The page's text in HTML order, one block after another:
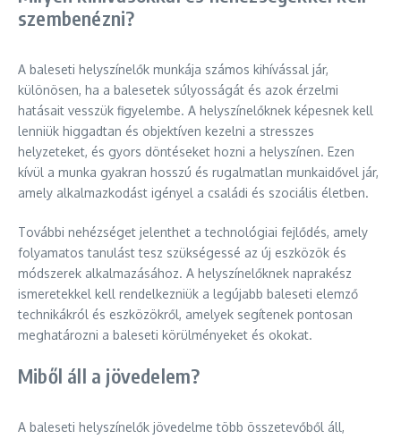
szembenézni?
A baleseti helyszínelők munkája számos kihívással jár,
különösen, ha a balesetek súlyosságát és azok érzelmi
hatásait vesszük figyelembe. A helyszínelőknek képesnek kell
lenniük higgadtan és objektíven kezelni a stresszes
helyzeteket, és gyors döntéseket hozni a helyszínen. Ezen
kívül a munka gyakran hosszú és rugalmatlan munkaidővel jár,
amely alkalmazkodást igényel a családi és szociális életben.
További nehézséget jelenthet a technológiai fejlődés, amely
folyamatos tanulást tesz szükségessé az új eszközök és
módszerek alkalmazásához. A helyszínelőknek naprakész
ismeretekkel kell rendelkezniük a legújabb baleseti elemző
technikákról és eszközökről, amelyek segítenek pontosan
meghatározni a baleseti körülményeket és okokat.
Miből áll a jövedelem?
A baleseti helyszínelők jövedelme több összetevőből áll,